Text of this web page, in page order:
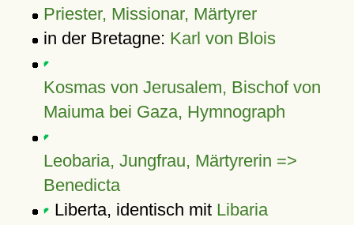
Priester, Missionar, Märtyrer
in der Bretagne: Karl von Blois
Kosmas von Jerusalem, Bischof von
Maiuma bei Gaza, Hymnograph
Leobaria, Jungfrau, Märtyrerin =>
Benedicta
Liberta, identisch mit Libaria